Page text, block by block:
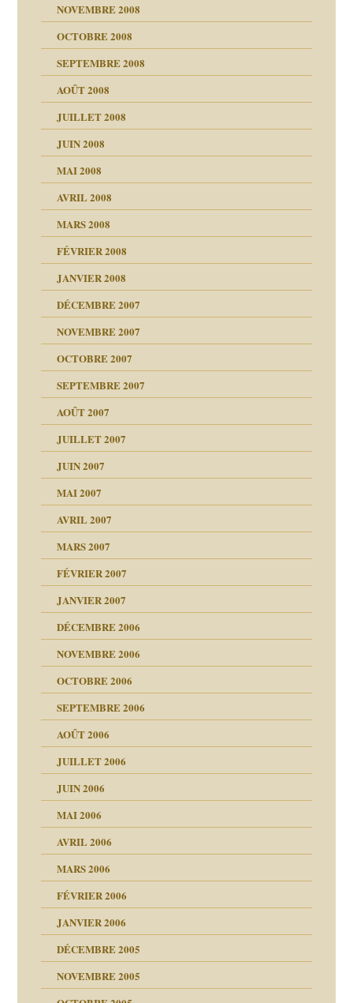
NOVEMBRE 2008
OCTOBRE 2008
SEPTEMBRE 2008
AOÛT 2008
JUILLET 2008
JUIN 2008
MAI 2008
aujourd’hui
thérapeutiques
AVRIL 2008
MARS 2008
FÉVRIER 2008
à lui
JANVIER 2008
DÉCEMBRE 2007
printemps
NOVEMBRE 2007
OCTOBRE 2007
SEPTEMBRE 2007
AOÛT 2007
JUILLET 2007
JUIN 2007
MAI 2007
AVRIL 2007
MARS 2007
FÉVRIER 2007
JANVIER 2007
DÉCEMBRE 2006
NOVEMBRE 2006
OCTOBRE 2006
SEPTEMBRE 2006
AOÛT 2006
JUILLET 2006
JUIN 2006
MAI 2006
AVRIL 2006
MARS 2006
FÉVRIER 2006
JANVIER 2006
DÉCEMBRE 2005
NOVEMBRE 2005